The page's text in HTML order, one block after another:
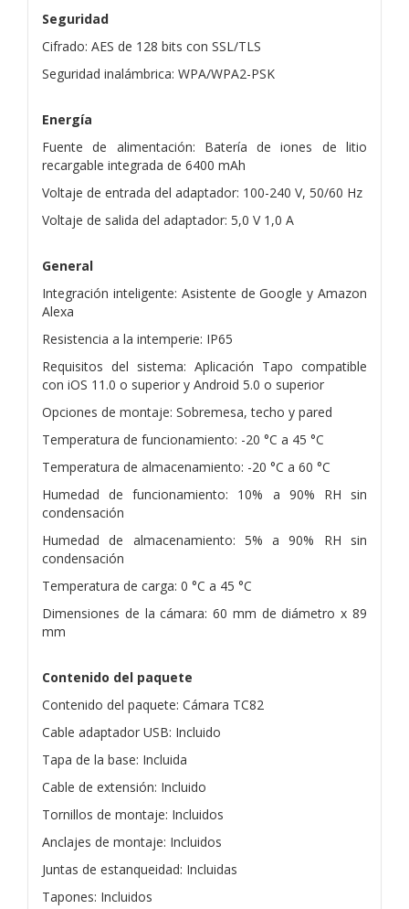
Seguridad
Cifrado: AES de 128 bits con SSL/TLS
Seguridad inalámbrica: WPA/WPA2-PSK
Energía
Fuente de alimentación: Batería de iones de litio
recargable integrada de 6400 mAh
Voltaje de entrada del adaptador: 100-240 V, 50/60 Hz
Voltaje de salida del adaptador: 5,0 V 1,0 A
General
Integración inteligente: Asistente de Google y Amazon
Alexa
Resistencia a la intemperie: IP65
Requisitos del sistema: Aplicación Tapo compatible
con iOS 11.0 o superior y Android 5.0 o superior
Opciones de montaje: Sobremesa, techo y pared
Temperatura de funcionamiento: -20 °C a 45 °C
Temperatura de almacenamiento: -20 °C a 60 °C
Humedad de funcionamiento: 10% a 90% RH sin
condensación
Humedad de almacenamiento: 5% a 90% RH sin
condensación
Temperatura de carga: 0 °C a 45 °C
Dimensiones de la cámara: 60 mm de diámetro x 89
mm
Contenido del paquete
Contenido del paquete: Cámara TC82
Cable adaptador USB: Incluido
Tapa de la base: Incluida
Cable de extensión: Incluido
Tornillos de montaje: Incluidos
Anclajes de montaje: Incluidos
Juntas de estanqueidad: Incluidas
Tapones: Incluidos